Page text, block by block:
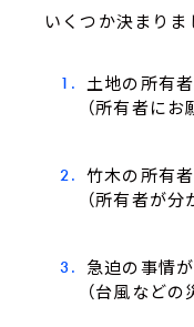
いくつか決まりま
土地の所有
（所有者に
竹木の所有
（所有者が
急迫の事情
（台風などの